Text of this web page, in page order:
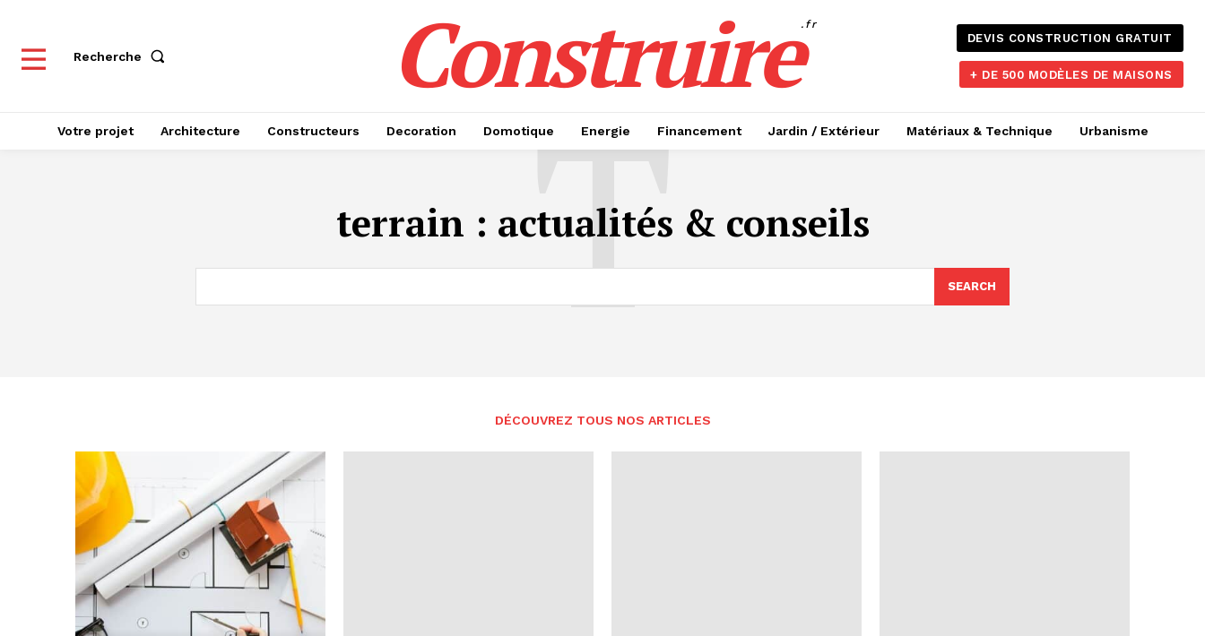
Recherche Construire.fr
DEVIS CONSTRUCTION GRATUIT
+ DE 500 MODÈLES DE MAISONS
Votre projet Architecture Constructeurs Decoration Domotique Energie Financement Jardin / Extérieur Matériaux & Technique Urbanisme
terrain T
: actualités & conseils
SEARCH
DÉCOUVREZ TOUS NOS ARTICLES